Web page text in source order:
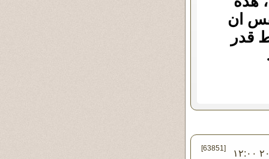
ان
قدر
في الخميس ١٢ - يناير - ٢٠١٢ ١٢:٠٠ [63851]